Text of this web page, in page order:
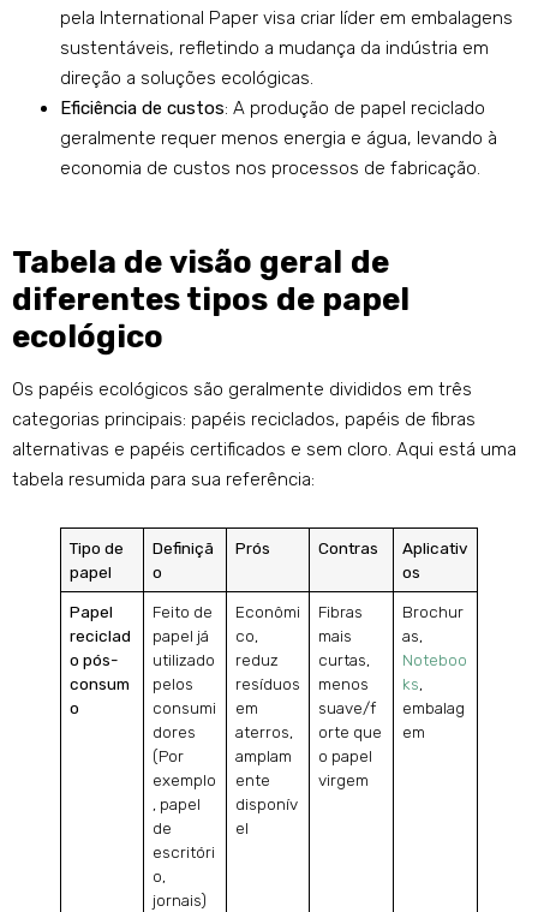
pela International Paper visa criar líder em embalagens
sustentáveis, refletindo a mudança da indústria em
direção a soluções ecológicas.
Eficiência de custos: A produção de papel reciclado
geralmente requer menos energia e água, levando à
economia de custos nos processos de fabricação.
Tabela de visão geral de
diferentes tipos de papel
ecológico
Os papéis ecológicos são geralmente divididos em três
categorias principais: papéis reciclados, papéis de fibras
alternativas e papéis certificados e sem cloro. Aqui está uma
tabela resumida para sua referência:
Tipo de
papel
Definiçã
o
Prós Contras
Aplicativ
os
Papel
reciclad
o pós-
consum
o
Feito de
papel já
utilizado
pelos
consumi
dores
(Por
exemplo
, papel
de
escritóri
o,
jornais)
Econômi
co,
reduz
resíduos
em
aterros,
amplam
ente
disponív
el
Fibras
mais
curtas,
menos
suave/f
orte que
o papel
virgem
Brochur
as,
Noteboo
ks,
embalag
em